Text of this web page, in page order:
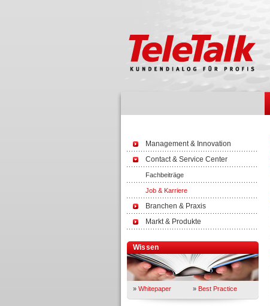
Management & Innovation
Contact & Service Center
Fachbeiträge
Job & Karriere
Branchen & Praxis
Markt & Produkte
Wissen
» Whitepaper » Best Practice